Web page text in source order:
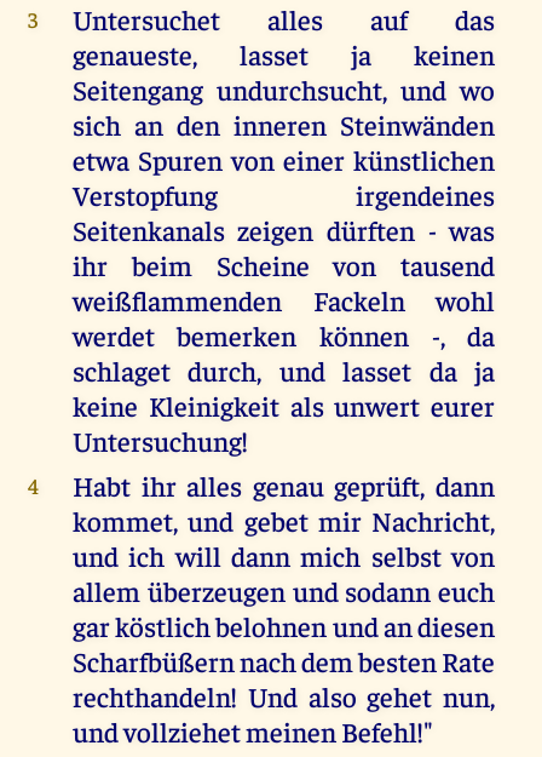
3
Untersuchet alles auf das
genaueste, lasset ja keinen
Seitengang undurchsucht, und wo
sich an den inneren Steinwänden
etwa Spuren von einer künstlichen
Verstopfung irgendeines
Seitenkanals zeigen dürften - was
ihr beim Scheine von tausend
weißflammenden Fackeln wohl
werdet bemerken können -, da
schlaget durch, und lasset da ja
keine Kleinigkeit als unwert eurer
Untersuchung!
4
Habt ihr alles genau geprüft, dann
kommet, und gebet mir Nachricht,
und ich will dann mich selbst von
allem überzeugen und sodann euch
gar köstlich belohnen und an diesen
Scharfbüßern nach dem besten Rate
rechthandeln! Und also gehet nun,
und vollziehet meinen Befehl!"